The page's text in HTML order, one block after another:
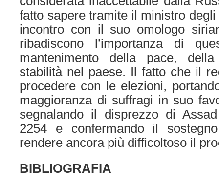
fatto sapere tramite il ministro
incontro con il suo omologo
ribadiscono l’importanza di
mantenimento della pace,
stabilità nel paese. Il fatto che il
procedere con le elezioni,
maggioranza di suffragi in suo
segnalando il disprezzo di
2254 e confermando il
rendere ancora più difficoltoso il
BIBLIOGRAFIA